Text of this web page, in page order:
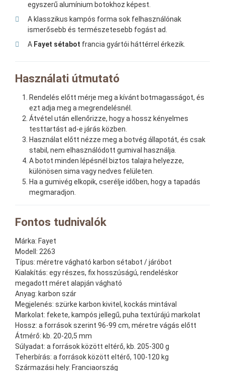
egyszerű alumínium botokhoz képest.
A klasszikus kampós forma sok felhasználónak
ismerősebb és természetesebb fogást ad.
A Fayet sétabot francia gyártói háttérrel érkezik.
Használati útmutató
Rendelés előtt mérje meg a kívánt botmagasságot, és
ezt adja meg a megrendelésnél.
Átvétel után ellenőrizze, hogy a hossz kényelmes
testtartást ad-e járás közben.
Használat előtt nézze meg a botvég állapotát, és csak
stabil, nem elhasználódott gumival használja.
A botot minden lépésnél biztos talajra helyezze,
különösen sima vagy nedves felületen.
Ha a gumivég elkopik, cserélje időben, hogy a tapadás
megmaradjon.
Fontos tudnivalók
Márka: Fayet
Modell: 2263
Típus: méretre vágható karbon sétabot / járóbot
Kialakítás: egy részes, fix hosszúságú, rendeléskor
megadott méret alapján vágható
Anyag: karbon szár
Megjelenés: szürke karbon kivitel, kockás mintával
Markolat: fekete, kampós jellegű, puha textúrájú markolat
Hossz: a források szerint 96-99 cm, méretre vágás előtt
Átmérő: kb. 20-20,5 mm
Súlyadat: a források között eltérő, kb. 205-300 g
Teherbírás: a források között eltérő, 100-120 kg
Származási hely: Franciaország